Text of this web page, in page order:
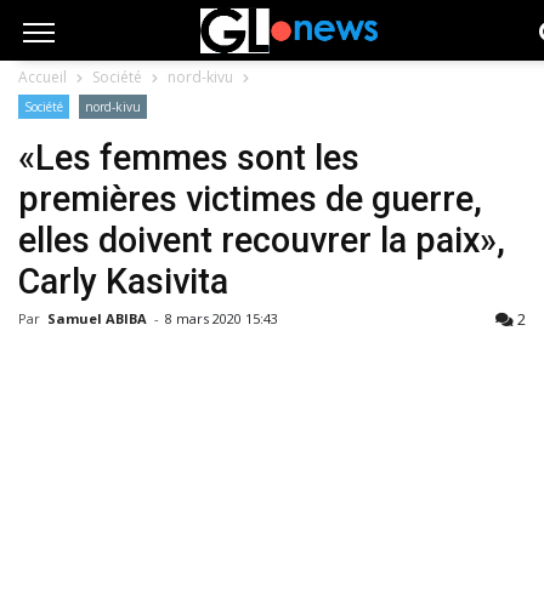
Accueil Société nord-kivu
Société nord-kivu
«Les femmes sont les
premières victimes de guerre,
elles doivent recouvrer la paix»,
Carly Kasivita
Par Samuel ABIBA - 8 mars 2020 15:43 2